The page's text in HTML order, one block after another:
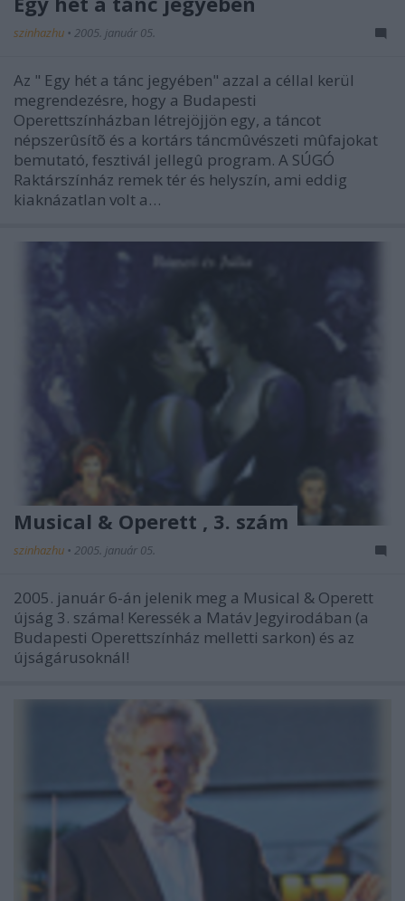
szinhazhu • 2005. január 05.
Az " Egy hét a tánc jegyében" azzal a céllal kerül
megrendezésre, hogy a Budapesti
Operettszínházban létrejöjjön egy, a táncot
népszerûsítõ és a kortárs táncmûvészeti mûfajokat
bemutató, fesztivál jellegû program. A SÚGÓ
Raktárszínház remek tér és helyszín, ami eddig
kiaknázatlan volt a…
Musical & Operett , 3. szám
szinhazhu • 2005. január 05.
2005. január 6-án jelenik meg a Musical & Operett
újság 3. száma! Keressék a Matáv Jegyirodában (a
Budapesti Operettszínház melletti sarkon) és az
újságárusoknál!